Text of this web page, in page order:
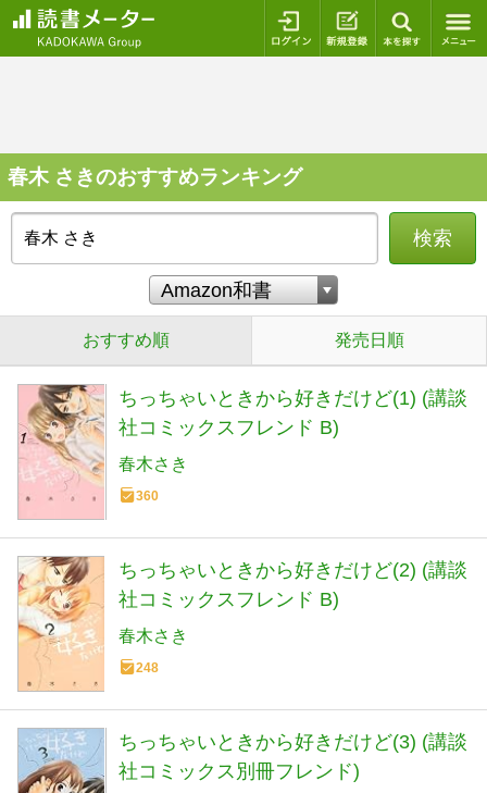
ログイン 新規登録
春木 さきのおすすめランキング
検索
おすすめ順 発売日順
ちっちゃいときから好きだけど(1) (講談
社コミックスフレンド B)
春木さき
360
ちっちゃいときから好きだけど(2) (講談
社コミックスフレンド B)
春木さき
248
ちっちゃいときから好きだけど(3) (講談
社コミックス別冊フレンド)